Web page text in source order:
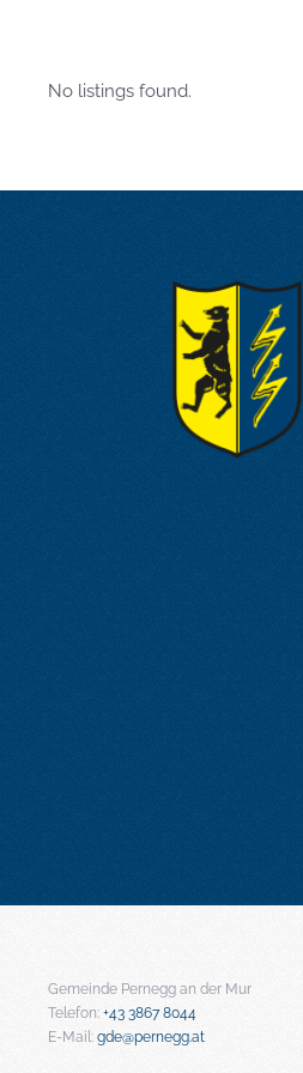
No listings found.
Gemeinde Pernegg an der Mur
Telefon: +43 3867 8044
E-Mail: gde@pernegg.at